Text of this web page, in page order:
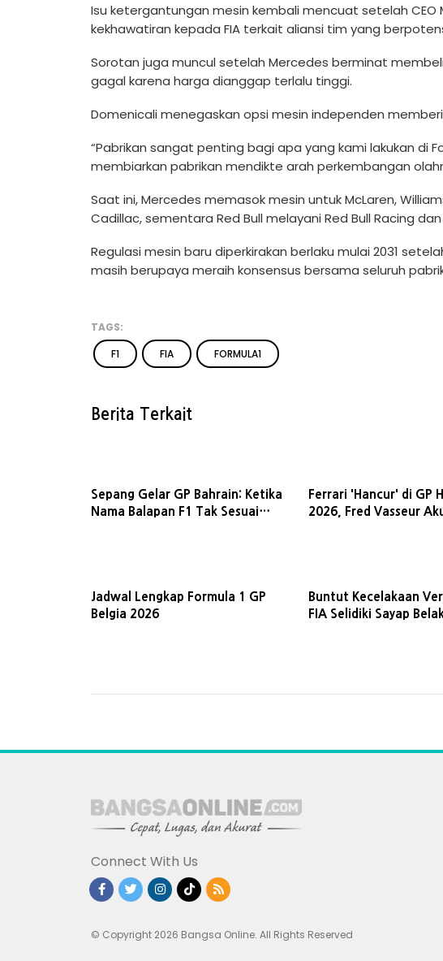
Isu ketergantungan mesin kembali mencuat setelah CEO
kekhawatiran kepada FIA terkait aliansi tim yang
Sorotan juga muncul setelah Mercedes berminat
gagal karena harga dianggap terlalu tinggi.
Domenicali menegaskan opsi mesin independen
“Pabrikan sangat penting bagi apa yang kami lakukan di
membiarkan pabrikan mendikte arah perkembangan
Saat ini, Mercedes memasok mesin untuk McLaren,
Cadillac, sementara Red Bull melayani Red Bull Racing dan
Regulasi mesin baru diperkirakan berlaku mulai 2031
masih berupaya meraih konsensus bersama seluruh
TAGS:
F1
FIA FORMULA1
Berita Terkait
Sepang Gelar GP Bahrain: Ketika
Nama Balapan F1 Tak Sesuai
Ferrari 'Hancur' di GP
2026, Fred Vasseur
Jadwal Lengkap Formula 1 GP
Belgia 2026
Buntut Kecelakaan
FIA Selidiki Sayap
Connect With Us
© Copyright 2026 Bangsa Online. All Rights Reserved